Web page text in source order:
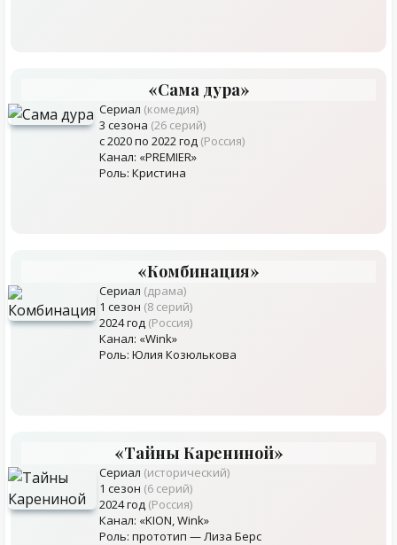
«Сама дура»
Сериал (комедия)
3 сезона (26 серий)
с 2020 по 2022 год (Россия)
Канал: «PREMIER»
Роль: Кристина
«Комбинация»
Сериал (драма)
1 сезон (8 серий)
2024 год (Россия)
Канал: «Wink»
Роль: Юлия Козюлькова
«Тайны Карениной»
Сериал (исторический)
1 сезон (6 серий)
2024 год (Россия)
Канал: «KION, Wink»
Роль: прототип — Лиза Берс